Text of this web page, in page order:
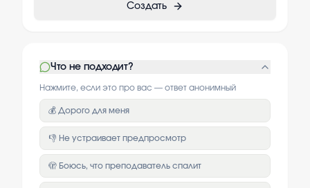
Создать
Что не подходит?
Нажмите, если это про вас — ответ анонимный
💰 Дорого для меня
👎 Не устраивает предпросмотр
🫣 Боюсь, что преподаватель спалит